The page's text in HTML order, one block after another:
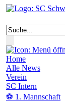
Home
Alle News
Verein
SC Intern
⚽ 1. Mannschaft